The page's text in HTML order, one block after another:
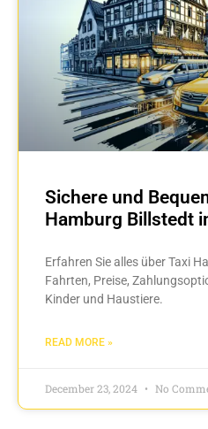
Sichere und
Hamburg Billstedt
Erfahren Sie alles über Taxi
Fahrten, Preise,
Kinder und Haustiere.
READ MORE »
December 23, 2024 No